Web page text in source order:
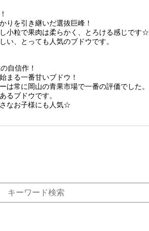
りを引き継いだ選抜巨峰！
小粒で果肉は柔らかく、とろける感じです☆
い、とっても人気のブドウです。
自信作！
まる一番甘いブドウ！
は常に岡山の青果市場で一番の評価でした。
るブドウです。
なお子様にも人気☆